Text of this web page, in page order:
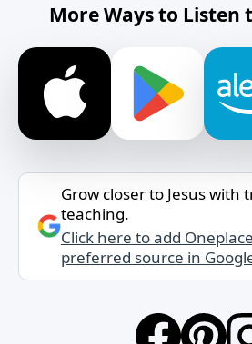
More Ways to Listen
Grow closer to Jesus with
teaching.
Click here to add
preferred source in